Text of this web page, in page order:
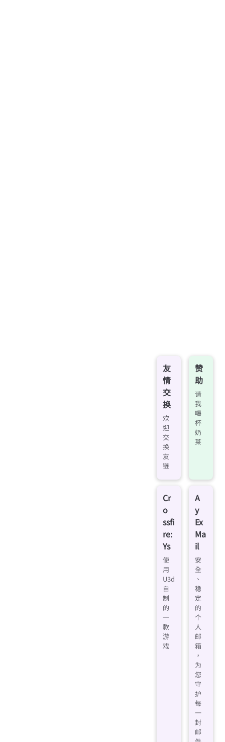
友
情
交
换
欢
迎
交
换
友
链
赞
助
请
我
喝
杯
奶
茶
Cr
o
ssfi
re:
Ys
使
用
U3d
自
制
的
一
款
游
戏
A
y
Ex
Ma
il
安
全
、
稳
定
的
个
人
邮
箱
，
为
您
守
护
每
一
封
邮